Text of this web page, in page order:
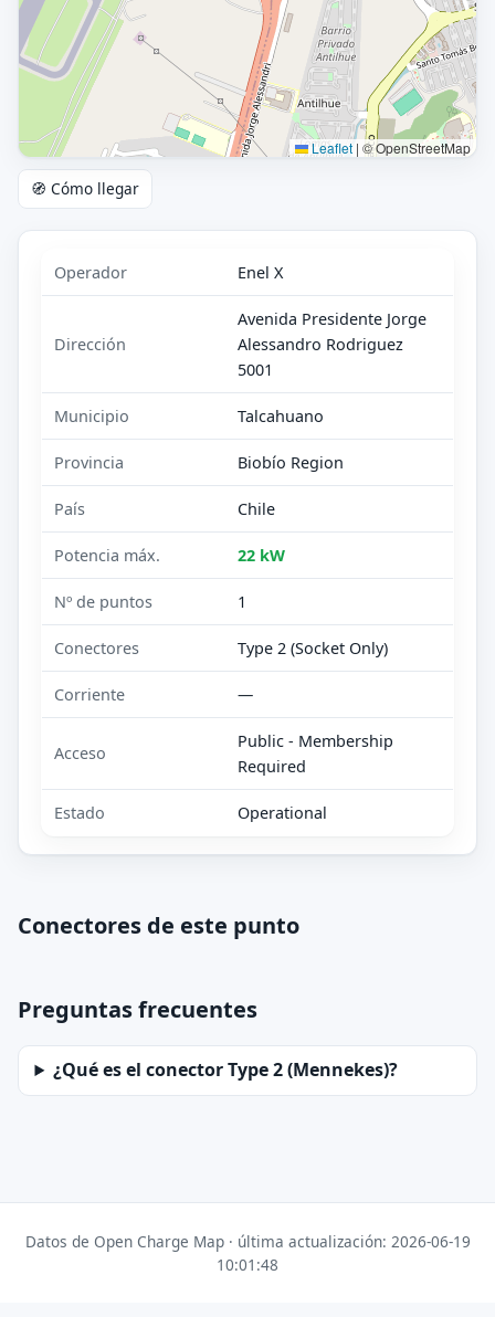
Leaflet | © OpenStreetMap
🧭 Cómo llegar
Operador Enel X
Dirección
Avenida Presidente Jorge
Alessandro Rodriguez
5001
Municipio Talcahuano
Provincia Biobío Region
País Chile
Potencia máx. 22 kW
Nº de puntos 1
Conectores Type 2 (Socket Only)
Corriente —
Acceso
Public - Membership
Required
Estado Operational
Conectores de este punto
Preguntas frecuentes
¿Qué es el conector Type 2 (Mennekes)?
Datos de Open Charge Map · última actualización: 2026-06-19
10:01:48